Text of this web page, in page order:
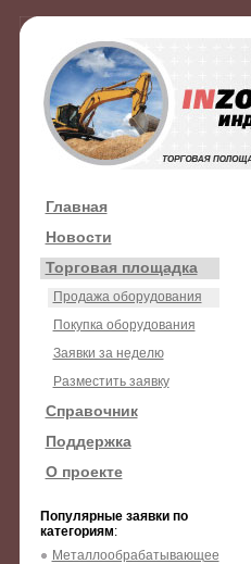
Главная
Новости
Торговая площадка
Продажа оборудования
Покупка оборудования
Заявки за неделю
Разместить заявку
Справочник
Поддержка
О проекте
Популярные заявки по
категориям:
Металлообрабатывающее